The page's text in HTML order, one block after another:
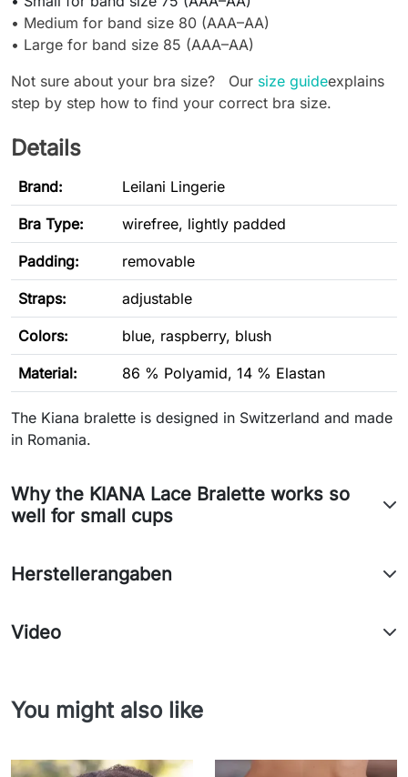
• Medium for band size 80 (AAA–AA)
• Large for band size 85 (AAA–AA)
Not sure about your bra size? Our size guideexplains
step by step how to find your correct bra size.
Details
Brand: Leilani Lingerie
Bra Type: wirefree, lightly padded
Padding: removable
Straps: adjustable
Colors: blue, raspberry, blush
Material: 86 % Polyamid, 14 % Elastan
The Kiana bralette is designed in Switzerland and made
in Romania.
Why the KIANA Lace Bralette works so
well for small cups
Herstellerangaben
Video
You might also like